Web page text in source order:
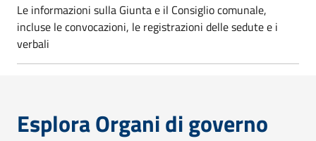
Le informazioni sulla Giunta e il Consiglio comunale,
incluse le convocazioni, le registrazioni delle sedute e i
verbali
Esplora Organi di governo